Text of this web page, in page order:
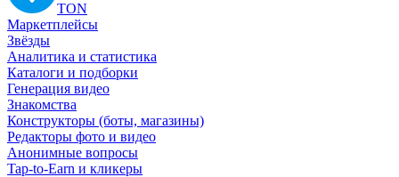
TON
Маркетплейсы
Звёзды
Аналитика и статистика
Каталоги и подборки
Генерация видео
Знакомства
Конструкторы (боты, магазины)
Редакторы фото и видео
Анонимные вопросы
Tap-to-Earn и кликеры